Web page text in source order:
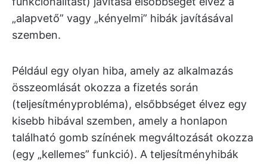
„alapvető” vagy „kényelmi” hibák javításával
szemben.
Például egy olyan hiba, amely az alkalmazás
összeomlását okozza a fizetés során
(teljesítményprobléma), elsőbbséget élvez egy
kisebb hibával szemben, amely a honlapon
található gomb színének megváltozását okozza
(egy „kellemes” funkció). A teljesítményhibák